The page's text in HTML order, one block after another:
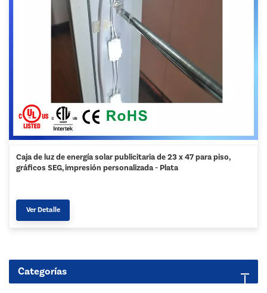
Caja de luz de energía solar publicitaria de 23 x 47 para piso,
gráficos SEG, impresión personalizada - Plata
Ver Detalle
Categorías